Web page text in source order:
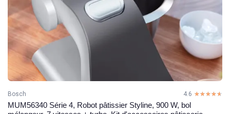
Bosch 4.6 ☆☆☆☆☆
★★★★★
MUM56340 Série 4, Robot pâtissier Styline, 900 W, bol